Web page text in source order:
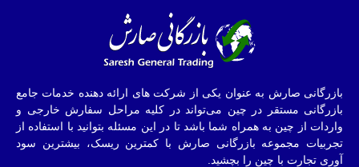
بازرگانی صارش به عنوان یکی از شرکت های ارائه دهنده خدمات جامع
بازرگانی مستقر در چین می‌تواند در کلیه مراحل سفارش خارجی و
واردات از چین به همراه شما باشد تا در این مسئله بتوانید با استفاده از
تجربیات مجموعه بازرگانی صارش با کمترین ریسک، بیشترین سود
آوری تجارت با چین را بچشید.